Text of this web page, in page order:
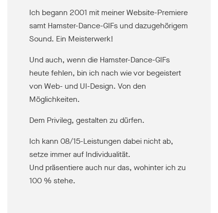
Ich begann 2001 mit meiner Website-Premiere
samt Hamster-Dance-GIFs und dazugehörigem
Sound. Ein Meisterwerk!
Und auch, wenn die Hamster-Dance-GIFs
heute fehlen, bin ich nach wie vor begeistert
von Web- und UI-Design. Von den
Möglichkeiten.
Dem Privileg, gestalten zu dürfen.
Ich kann 08/15-Leistungen dabei nicht ab,
setze immer auf Individualität.
Und präsentiere auch nur das, wohinter ich zu
100 % stehe.